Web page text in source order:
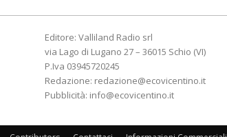
Editore: Valliland Radio srl
via Lago di Lugano 27 – 36015 Schio (VI)
P.Iva 03945720245
Redazione: redazione@ecovicentino.it
Pubblicità: info@ecovicentino.it